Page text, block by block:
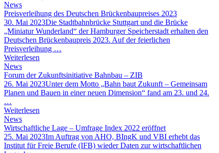
News
Preisverleihung des Deutschen Brückenbaupreises 2023
30. Mai 2023Die Stadtbahnbrücke Stuttgart und die Brücke
„Miniatur Wunderland“ der Hamburger Speicherstadt erhalten den
Deutschen Brückenbaupreis 2023. Auf der feierlichen
Preisverleihung …
Weiterlesen
News
Forum der Zukunftsinitiative Bahnbau – ZIB
26. Mai 2023Unter dem Motto „Bahn baut Zukunft – Gemeinsam
Planen und Bauen in einer neuen Dimension“ fand am 23. und 24.
…
Weiterlesen
News
Wirtschaftliche Lage – Umfrage Index 2022 eröffnet
25. Mai 2023Im Auftrag von AHO, BIngK und VBI erhebt das
Institut für Freie Berufe (IFB) wieder Daten zur wirtschaftlichen